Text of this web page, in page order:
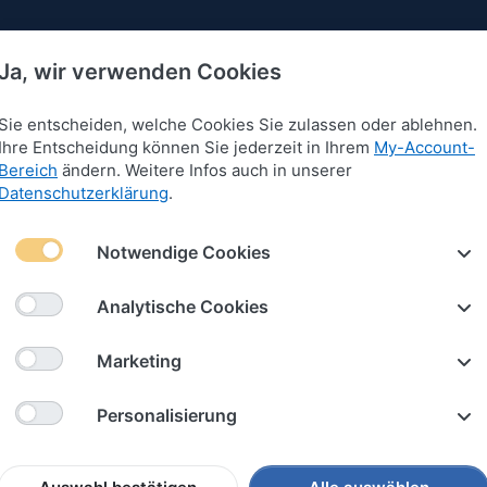
Armbänder Anhänger für Armbänder
für Armbänder
nach
wir verwenden Cookies
Sie entscheiden, welche Cookies Sie zulassen oder ablehnen.
Ihre Entscheidung können Sie jederzeit in Ihrem My-Account-
Bereich ändern. Weitere Infos auch in unserer
Datenschutzerklärung.
Notwendige Cookies
Analytische Cookies
Marketing
Personalisierung